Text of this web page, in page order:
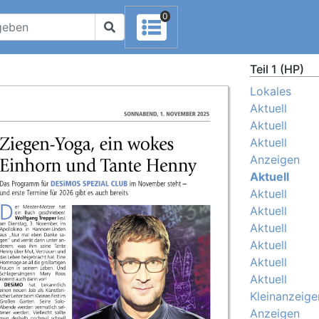
0
Teil 1 (HP)
Lokales
Aktuell
Aktuell
Aktuell
Anzeigen
Aktuell
Aktuell
Aktuell
Aktuell
Aktuell
Aktuell
Aktuell
Anzeigen